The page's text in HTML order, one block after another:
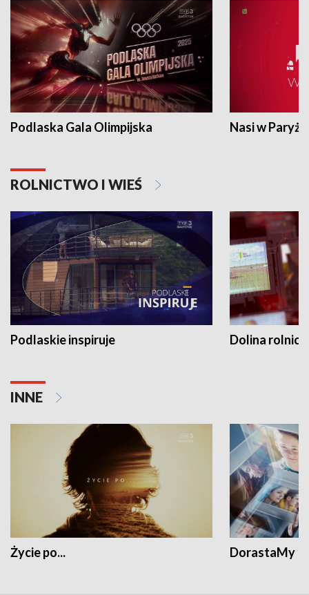
Podlaska Gala Olimpijska Nasi w Paryżu
ROLNICTWO I WIEŚ
Podlaskie inspiruje Dolina
INNE
Życie po... DorastaMy